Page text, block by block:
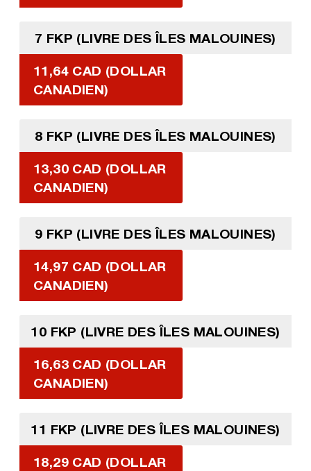
7 FKP (LIVRE DES ÎLES MALOUINES)
11,64 CAD (DOLLAR
CANADIEN)
8 FKP (LIVRE DES ÎLES MALOUINES)
13,30 CAD (DOLLAR
CANADIEN)
9 FKP (LIVRE DES ÎLES MALOUINES)
14,97 CAD (DOLLAR
CANADIEN)
10 FKP (LIVRE DES ÎLES MALOUINES)
16,63 CAD (DOLLAR
CANADIEN)
11 FKP (LIVRE DES ÎLES MALOUINES)
18,29 CAD (DOLLAR